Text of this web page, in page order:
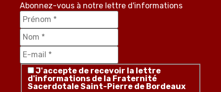
Abonnez-vous à notre lettre d'informations
J'accepte de recevoir la lettre
d'informations de la Fraternité
Sacerdotale Saint-Pierre de Bordeaux